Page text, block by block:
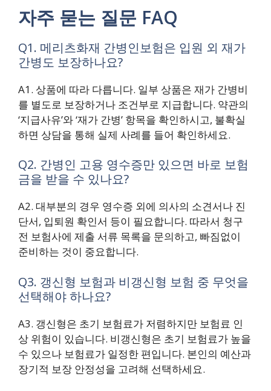
자주 묻는 질문 FAQ
Q1. 메리츠화재 간병인보험은 입원 외 재가
간병도 보장하나요?
A1. 상품에 따라 다릅니다. 일부 상품은 재가 간병비
를 별도로 보장하거나 조건부로 지급합니다. 약관의
‘지급사유’와 ‘재가 간병’ 항목을 확인하시고, 불확실
하면 상담을 통해 실제 사례를 들어 확인하세요.
Q2. 간병인 고용 영수증만 있으면 바로 보험
금을 받을 수 있나요?
A2. 대부분의 경우 영수증 외에 의사의 소견서나 진
단서, 입퇴원 확인서 등이 필요합니다. 따라서 청구
전 보험사에 제출 서류 목록을 문의하고, 빠짐없이
준비하는 것이 중요합니다.
Q3. 갱신형 보험과 비갱신형 보험 중 무엇을
선택해야 하나요?
A3. 갱신형은 초기 보험료가 저렴하지만 보험료 인
상 위험이 있습니다. 비갱신형은 초기 보험료가 높을
수 있으나 보험료가 일정한 편입니다. 본인의 예산과
장기적 보장 안정성을 고려해 선택하세요.